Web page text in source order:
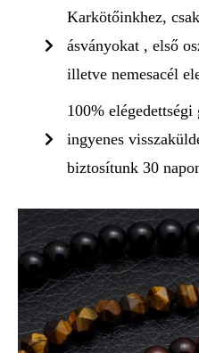
Karkötőinkhez,
ásványokat , első
illetve nemesacél
100%
ingyenes
biztosítunk 30